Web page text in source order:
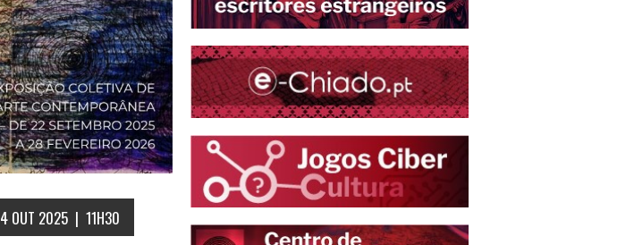
4 OUT 2025 | 11H30